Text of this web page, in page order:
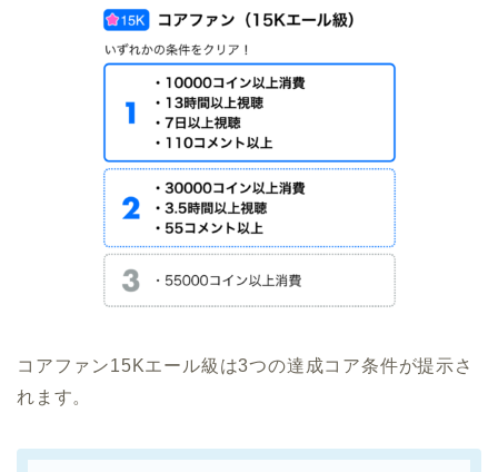
コアファン15Kエール級は3つの達成コア条件が提示さ
れます。